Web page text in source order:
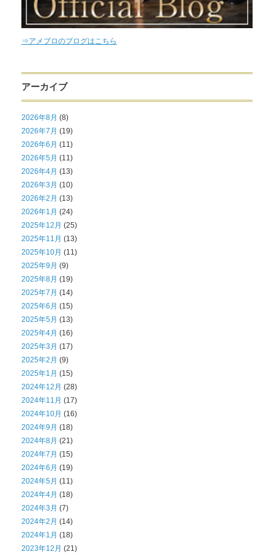
⇒アメブロのブログはこちら
アーカイブ
2026年8月 (8)
2026年7月 (19)
2026年6月 (11)
2026年5月 (11)
2026年4月 (13)
2026年3月 (10)
2026年2月 (13)
2026年1月 (24)
2025年12月 (25)
2025年11月 (13)
2025年10月 (11)
2025年9月 (9)
2025年8月 (19)
2025年7月 (14)
2025年6月 (15)
2025年5月 (13)
2025年4月 (16)
2025年3月 (17)
2025年2月 (9)
2025年1月 (15)
2024年12月 (28)
2024年11月 (17)
2024年10月 (16)
2024年9月 (18)
2024年8月 (21)
2024年7月 (15)
2024年6月 (19)
2024年5月 (11)
2024年4月 (18)
2024年3月 (7)
2024年2月 (14)
2024年1月 (18)
2023年12月 (21)